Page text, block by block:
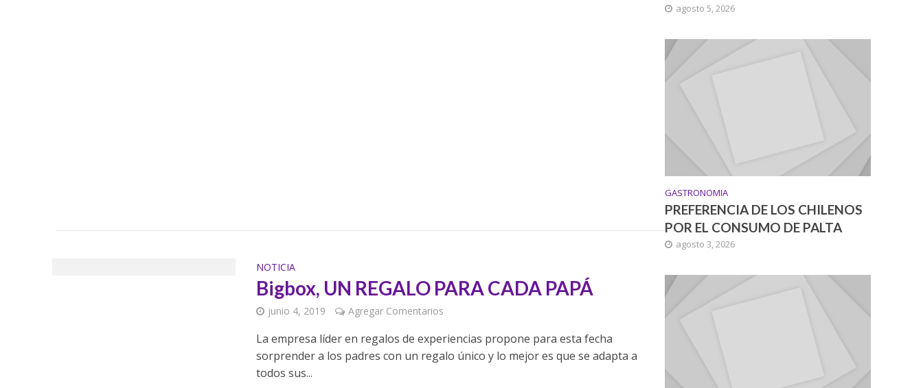
NOTICIA
Bigbox, UN REGALO PARA CADA PAPÁ
junio 4, 2019 Agregar Comentarios
La empresa líder en regalos de experiencias propone para esta fecha
sorprender a los padres con un regalo único y lo mejor es que se adapta a
todos sus...
agosto 5, 2026
GASTRONOMIA
PREFERENCIA DE LOS CHILENOS
POR EL CONSUMO DE PALTA
agosto 3, 2026